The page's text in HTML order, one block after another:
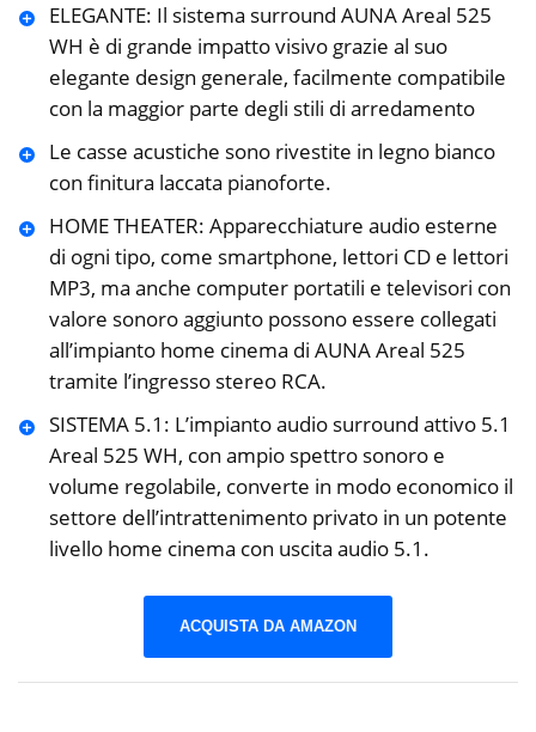
ELEGANTE: Il sistema surround AUNA Areal 525
WH è di grande impatto visivo grazie al suo
elegante design generale, facilmente compatibile
con la maggior parte degli stili di arredamento
Le casse acustiche sono rivestite in legno bianco
con finitura laccata pianoforte.
HOME THEATER: Apparecchiature audio esterne
di ogni tipo, come smartphone, lettori CD e lettori
MP3, ma anche computer portatili e televisori con
valore sonoro aggiunto possono essere collegati
all’impianto home cinema di AUNA Areal 525
tramite l’ingresso stereo RCA.
SISTEMA 5.1: L’impianto audio surround attivo 5.1
Areal 525 WH, con ampio spettro sonoro e
volume regolabile, converte in modo economico il
settore dell’intrattenimento privato in un potente
livello home cinema con uscita audio 5.1.
ACQUISTA DA AMAZON